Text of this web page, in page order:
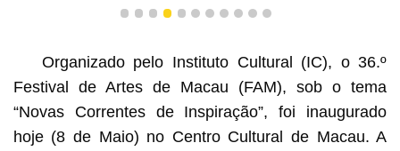
O Lótus na Rota da Seda – Tradições em Movimento
1 2 3 4 5 6 7 8 9 1011
Organizado pelo Instituto Cultural (IC), o 36.º
Festival de Artes de Macau (FAM), sob o tema
“Novas Correntes de Inspiração”, foi inaugurado
hoje (8 de Maio) no Centro Cultural de Macau. A